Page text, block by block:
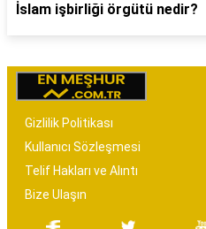
İslam işbirliği örgütü nedir?
Gizlilik Politikası
Kullanıcı Sözleşmesi
Telif Hakları ve Alıntı
Bize Ulaşın